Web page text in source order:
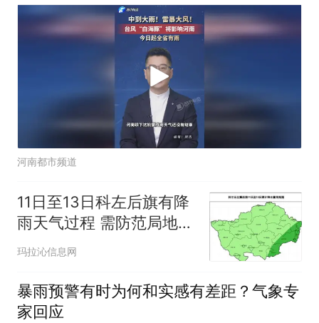
#天气 #下雨了 #台风
河南都市频道
11日至13日科左后旗有降
雨天气过程 需防范局地强
对流天气
玛拉沁信息网
暴雨预警有时为何和实感有差距？气象专
家回应